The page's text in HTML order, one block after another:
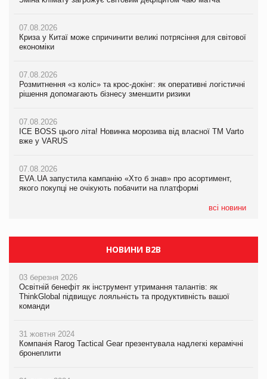
07.08.2026
Криза у Китаї може спричинити великі потрясіння для світової
економіки
07.08.2026
Розмитнення «з коліс» та крос-докінг: як оперативні логістичні
рішення допомагають бізнесу зменшити ризики
07.08.2026
ICE BOSS цього літа! Новинка морозива від власної ТМ Varto
вже у VARUS
07.08.2026
EVA.UA запустила кампанію «Хто б знав» про асортимент,
якого покупці не очікують побачити на платформі
всі новини
07.08.2026
Криза у Китаї може спричинити великі потрясіння для світової
економіки
07.08.2026
Розмитнення «з коліс» та крос-докінг: як оперативні логістичні
рішення допомагають бізнесу зменшити ризики
07.08.2026
ICE BOSS цього літа! Новинка морозива від власної ТМ Varto
вже у VARUS
07.08.2026
EVA.UA запустила кампанію «Хто б знав» про асортимент,
якого покупці не очікують побачити на платформі
07.08.2026
Криза у Китаї може спричинити великі потрясіння для світової
економіки
07.08.2026
Kraft Heinz скоротила збиток у першому півріччі
Продажі Hugo Boss впали на 9%
НОВИНИ B2B
03 березня 2026
Освітній бенефіт як інструмент утримання талантів: як
ThinkGlobal підвищує лояльність та продуктивність вашої
команди
31 жовтня 2024
Компанія Rarog Tactical Gear презентувала надлегкі керамічні
бронеплити